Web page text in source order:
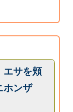
エサを頬
ホンザ